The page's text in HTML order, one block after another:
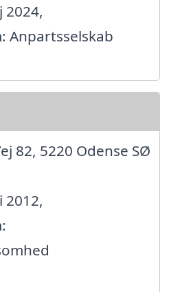
2024,
Anpartsselskab
82, 5220 Odense SØ
2012,